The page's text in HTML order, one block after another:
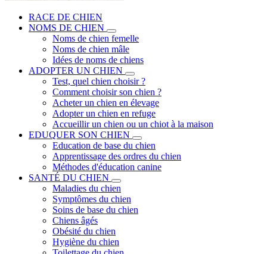
RACE DE CHIEN
NOMS DE CHIEN
Noms de chien femelle
Noms de chien mâle
Idées de noms de chiens
ADOPTER UN CHIEN
Test, quel chien choisir ?
Comment choisir son chien ?
Acheter un chien en élevage
Adopter un chien en refuge
Accueillir un chien ou un chiot à la maison
EDUQUER SON CHIEN
Education de base du chien
Apprentissage des ordres du chien
Méthodes d'éducation canine
SANTÉ DU CHIEN
Maladies du chien
Symptômes du chien
Soins de base du chien
Chiens âgés
Obésité du chien
Hygiène du chien